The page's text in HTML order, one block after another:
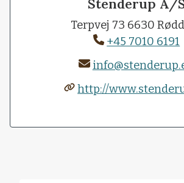
Stenderup A/
Terpvej 73 6630
+45 7010 6191
http://